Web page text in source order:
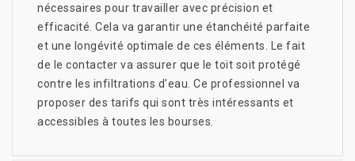
nécessaires pour travailler avec précision et
efficacité. Cela va garantir une étanchéité parfaite
et une longévité optimale de ces éléments. Le fait
de le contacter va assurer que le toit soit protégé
contre les infiltrations d'eau. Ce professionnel va
proposer des tarifs qui sont très intéressants et
accessibles à toutes les bourses.